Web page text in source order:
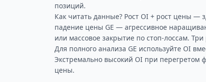
позиций.
Как читать данные? Рост OI + рост цены —
падение цены GE — агрессивное
или массовое закрытие по стоп-лоссам.
Для полного анализа GE используйте OI
Экстремально высокий OI при перегретом
цены.